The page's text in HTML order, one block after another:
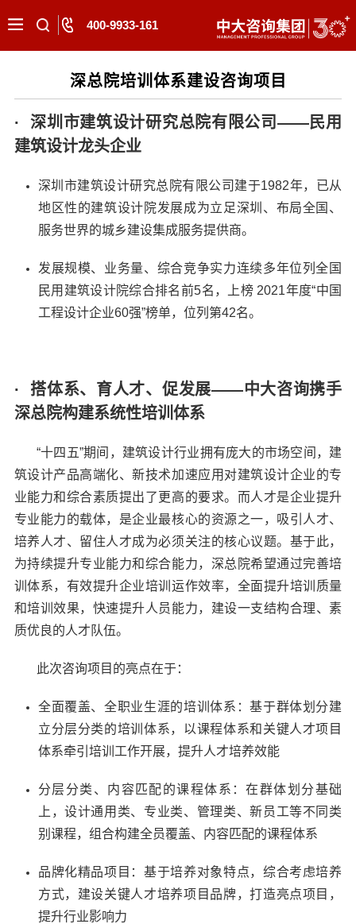
400-9933-161
深总院培训体系建设咨询项目
· 深圳市建筑设计研究总院有限公司——民用
建筑设计龙头企业
深圳市建筑设计研究总院有限公司建于1982年，已从
地区性的建筑设计院发展成为立足深圳、布局全国、
服务世界的城乡建设集成服务提供商。
发展规模、业务量、综合竞争实力连续多年位列全国
民用建筑设计院综合排名前5名，上榜 2021年度“中国
工程设计企业60强”榜单，位列第42名。
· 搭体系、育人才、促发展——中大咨询携手
深总院构建系统性培训体系
“十四五”期间，建筑设计行业拥有庞大的市场空间，建
筑设计产品高端化、新技术加速应用对建筑设计企业的专
业能力和综合素质提出了更高的要求。而人才是企业提升
专业能力的载体，是企业最核心的资源之一，吸引人才、
培养人才、留住人才成为必须关注的核心议题。基于此，
为持续提升专业能力和综合能力，深总院希望通过完善培
训体系，有效提升企业培训运作效率，全面提升培训质量
和培训效果，快速提升人员能力，建设一支结构合理、素
质优良的人才队伍。
此次咨询项目的亮点在于：
全面覆盖、全职业生涯的培训体系：基于群体划分建
立分层分类的培训体系，以课程体系和关键人才项目
体系牵引培训工作开展，提升人才培养效能
分层分类、内容匹配的课程体系：在群体划分基础
上，设计通用类、专业类、管理类、新员工等不同类
别课程，组合构建全员覆盖、内容匹配的课程体系
品牌化精品项目：基于培养对象特点，综合考虑培养
方式，建设关键人才培养项目品牌，打造亮点项目，
提升行业影响力